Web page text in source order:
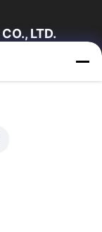
LTD.